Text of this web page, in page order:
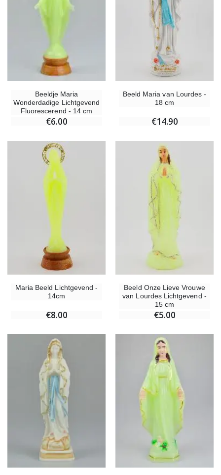
Beeldje Maria
Wonderdadige Lichtgevend
Fluorescerend - 14 cm
€6.00
Beeld Maria van Lourdes -
18 cm
€14.90
Maria Beeld Lichtgevend -
14cm
€8.00
Beeld Onze Lieve Vrouwe
van Lourdes Lichtgevend -
15 cm
€5.00